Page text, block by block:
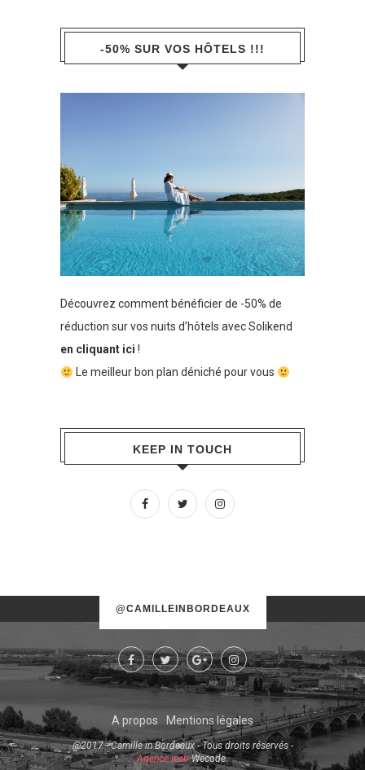
-50% SUR VOS HÔTELS !!!
Découvrez comment bénéficier de -50% de
réduction sur vos nuits d’hôtels avec Solikend
en cliquant ici !
Le meilleur bon plan déniché pour vous
KEEP IN TOUCH
@CAMILLEINBORDEAUX
Try some other hashtag or username
A propos Mentions légales
@2017 - Camille in Bordeaux - Tous droits réservés -
Agence webWecode.